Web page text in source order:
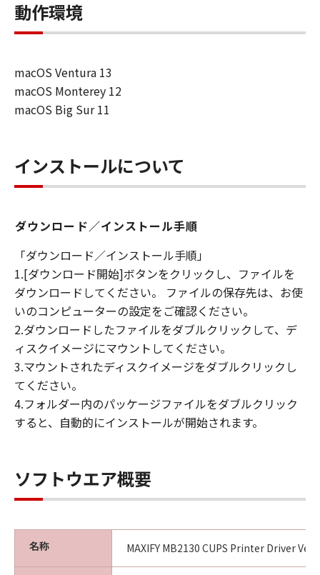
動作環境
macOS Ventura 13
macOS Monterey 12
macOS Big Sur 11
インストールについて
ダウンロード／インストール手順
「ダウンロード／インストール手順」
1.[ダウンロード開始]ボタンをクリックし、ファイルを
ダウンロードしてください。 ファイルの保存先は、お使
いのコンピューターの設定をご確認ください。
2.ダウンロードしたファイルをダブルクリックして、デ
ィスクイメージにマウントしてください。
3.マウントされたディスクイメージをダブルクリックし
てください。
4.フォルダー内のパッケージファイルをダブルクリック
すると、自動的にインストールが開始されます。
ソフトウエア概要
名称 MAXIFY MB2130 CUPS Printer Driver